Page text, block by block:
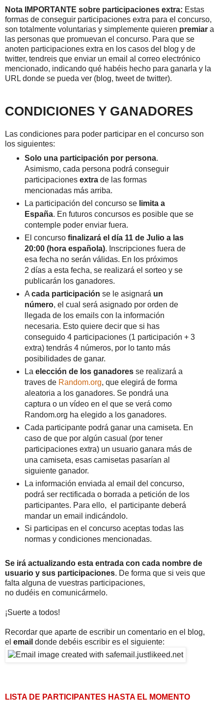
Nota IMPORTANTE sobre participaciones extra: Estas
formas de conseguir participaciones extra para el concurso,
son totalmente voluntarias y simplemente quieren premiar a
las personas que promuevan el concurso. Para que se
anoten participaciones extra en los casos del blog y de
twitter, tendreis que enviar un email al correo electrónico
mencionado, indicando qué habéis hecho para ganarla y la
URL donde se pueda ver (blog, tweet de twitter).
CONDICIONES Y GANADORES
Las condiciones para poder participar en el concurso son
los siguientes:
Solo una participación por persona.
Asimismo, cada persona podrá conseguir
participaciones extrade las formas
mencionadas más arriba.
La participación del concurso se limita a
España. En futuros concursos es posible que se
contemple poder enviar fuera.
El concurso finalizará el día 11 de Julio a las
20:00 (hora española). Inscripciones fuera de
esa fecha no serán válidas. En los próximos
2 días a esta fecha, se realizará el sorteo y se
publicarán los ganadores.
A cada participación se le asignará un
número, el cual será asignado por orden de
llegada de los emails con la información
necesaria. Esto quiere decir que si has
conseguido 4 participaciones (1 participación + 3
extra) tendrás 4 números, por lo tanto más
posibilidades de ganar.
La elección de los ganadoresse realizará a
traves de Random.org, que elegirá de forma
aleatoria a los ganadores. Se pondrá una
captura o un vídeo en el que se verá como
Random.org ha elegido a los ganadores.
Cada participante podrá ganar una camiseta. En
caso de que por algún casual (por tener
participaciones extra) un usuario ganara más de
una camiseta, esas camisetas pasarían al
siguiente ganador.
La información enviada al email del concurso,
podrá ser rectificada o borrada a petición de los
participantes. Para ello, el participante deberá
mandar un email indicándolo.
Si participas en el concurso aceptas todas las
normas y condiciones mencionadas.
Se irá actualizando esta entrada con cada nombre de
usuario y sus participaciones. De forma que si veis que
falta alguna de vuestras participaciones,
no dudéis en comunicármelo.
¡Suerte a todos!
Recordar que aparte de escribir un comentario en el blog,
el email donde debéis escribir es el siguiente:
LISTA DE PARTICIPANTES HASTA EL MOMENTO